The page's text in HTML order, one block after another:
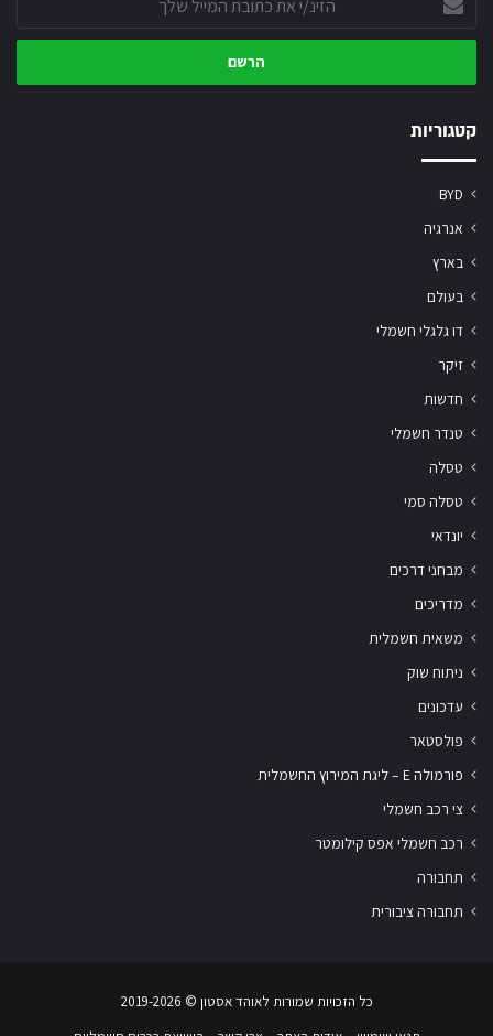
את
כתובת
שלך
קטגוריות
BYD
אנרגיה
בארץ
בעולם
דו גלגלי חשמלי
זיקר
חדשות
טנדר חשמלי
טסלה
טסלה סמי
יונדאי
מבחני דרכים
מדריכים
משאית חשמלית
ניתוח שוק
עדכונים
פולסטאר
פורמולה E – ליגת המירוץ החשמלית
צי רכב חשמלי
רכב חשמלי אפס קילומטר
תחבורה
תחבורה ציבורית
כל הזכויות שמורות לאוהד אסטון ‏© 2019-2026
צריך עזרה? התחל